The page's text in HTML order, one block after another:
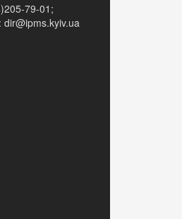
79-01;